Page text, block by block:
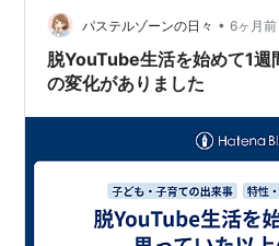
診断や厚労省の疾患認定、フラク
治療法について解説します。 ゲ
生と家族のチェックリストとは
パステルゾーンの日々 • 6ヶ月前
脱YouTube生活を始めて1週
の変化がありました